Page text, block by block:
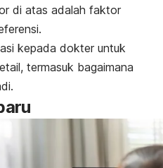
di atas adalah faktor
kepada dokter untuk
termasuk bagaimana